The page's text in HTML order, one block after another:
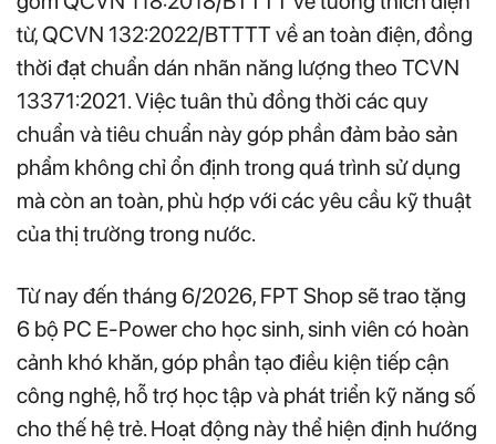
từ, QCVN 132:2022/BTTTT về an toàn điện, đồng
thời đạt chuẩn dán nhãn năng lượng theo TCVN
13371:2021. Việc tuân thủ đồng thời các quy
chuẩn và tiêu chuẩn này góp phần đảm bảo sản
phẩm không chỉ ổn định trong quá trình sử dụng
mà còn an toàn, phù hợp với các yêu cầu kỹ thuật
của thị trường trong nước.
Từ nay đến tháng 6/2026, FPT Shop sẽ trao tặng
6 bộ PC E-Power cho học sinh, sinh viên có hoàn
cảnh khó khăn, góp phần tạo điều kiện tiếp cận
công nghệ, hỗ trợ học tập và phát triển kỹ năng số
cho thế hệ trẻ. Hoạt động này thể hiện định hướng